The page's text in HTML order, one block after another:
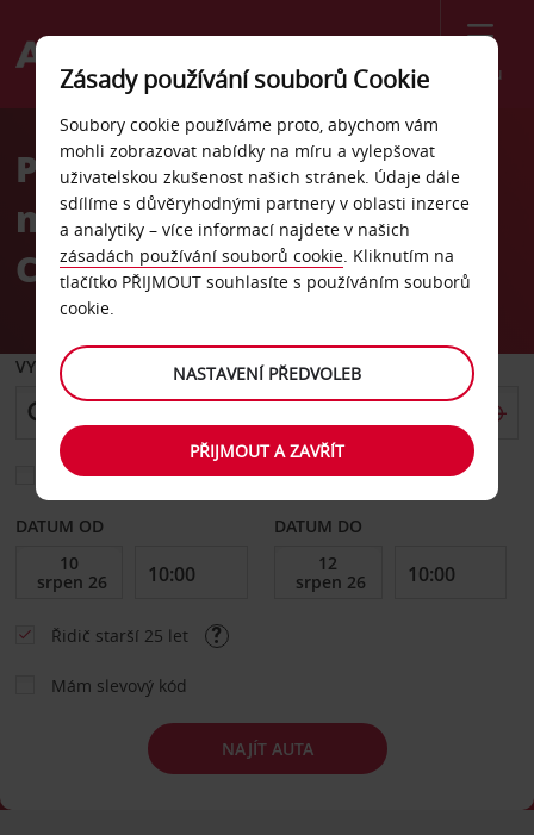
Menu
Welcome
AvisPronájem auta
mezinárodní letiště North
Charleston
VYZVEDNOUT Z
Vyberte si jiné místo vrácení
DATUM OD DATUM DO
Řidič starší 25 let
Mám slevový kód
NAJÍT AUTA
Zásady používání souborů Cookie
Soubory cookie používáme proto, abychom vám
mohli zobrazovat nabídky na míru a vylepšovat
uživatelskou zkušenost našich stránek. Údaje dále
sdílíme s důvěryhodnými partnery v oblasti inzerce
a analytiky – více informací najdete v našich
zásadách používání souborů cookie. Kliknutím na
tlačítko PŘIJMOUT souhlasíte s používáním souborů
cookie.
NASTAVENÍ PŘEDVOLEB
PŘIJMOUT A ZAVŘÍT